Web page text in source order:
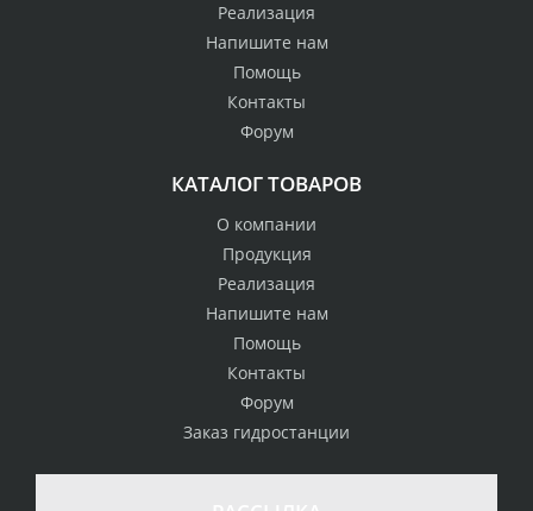
Реализация
Напишите нам
Помощь
Контакты
Форум
КАТАЛОГ ТОВАРОВ
О компании
Продукция
Реализация
Напишите нам
Помощь
Контакты
Форум
Заказ гидростанции